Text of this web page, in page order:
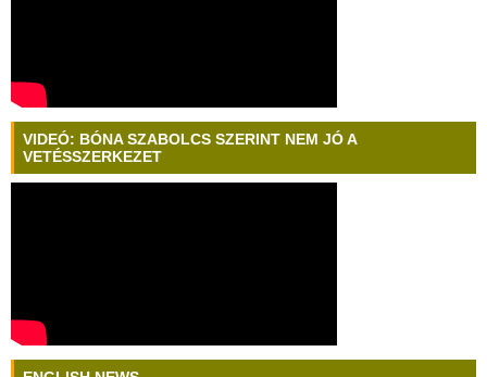
VIDEÓ: BÓNA SZABOLCS SZERINT NEM JÓ A
VETÉSSZERKEZET